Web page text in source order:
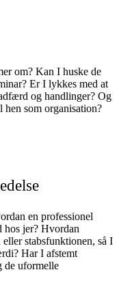
om? Kan I huske de
Er I lykkes med at
og handlinger? Og
som organisation?
en professionel
hos jer? Hvordan
stabsfunktionen, så I
Har I afstemt
de uformelle